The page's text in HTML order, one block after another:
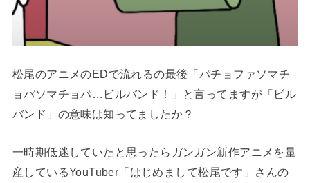
松尾のアニメのEDで流れるの最後「パチョファソマチ
ョパソマチョパ…ビルバンド！」と言ってますが「ビル
バンド」の意味は知ってましたか？
一時期低迷していたと思ったらガンガン新作アニメを量
産しているYouTuber「はじめまして松尾です」さんの